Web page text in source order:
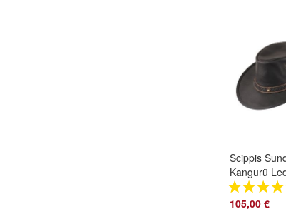
Scippis
Kangurü
5H16
105,00 €